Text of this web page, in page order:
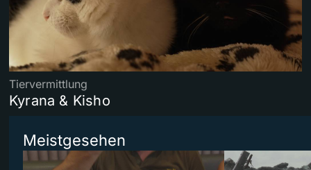
Tiervermittlung
Kyrana & Kisho
Meistgesehen